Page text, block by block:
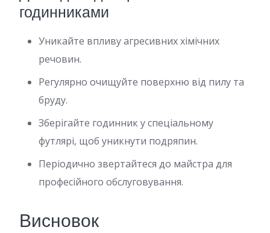
годинниками
Уникайте впливу агресивних хімічних
речовин.
Регулярно очищуйте поверхню від пилу та
бруду.
Зберігайте годинник у спеціальному
футлярі, щоб уникнути подряпин.
Періодично звертайтеся до майстра для
професійного обслуговування.
Висновок